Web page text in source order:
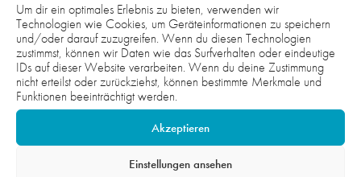
Um dir ein optimales Erlebnis zu bieten, verwenden wir
Technologien wie Cookies, um Geräteinformationen zu speichern
und/oder darauf zuzugreifen. Wenn du diesen Technologien
zustimmst, können wir Daten wie das Surfverhalten oder eindeutige
IDs auf dieser Website verarbeiten. Wenn du deine Zustimmung
nicht erteilst oder zurückziehst, können bestimmte Merkmale und
Funktionen beeinträchtigt werden.
Akzeptieren
Einstellungen ansehen
7. AUGUST 2026
INKLUSION IM ALLTAG MITDENKEN
PROJEKTE